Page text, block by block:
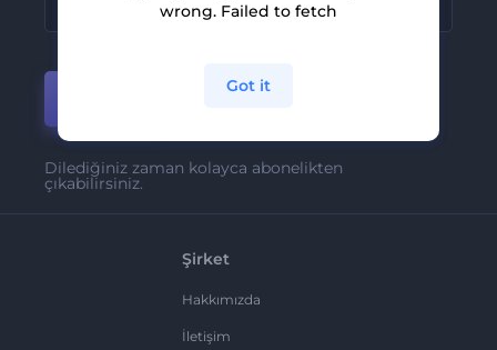
Dilediğiniz zaman kolayca abonelikten
çıkabilirsiniz.
Şirket
Hakkımızda
İletişim
wrong. Failed to fetch
Got it